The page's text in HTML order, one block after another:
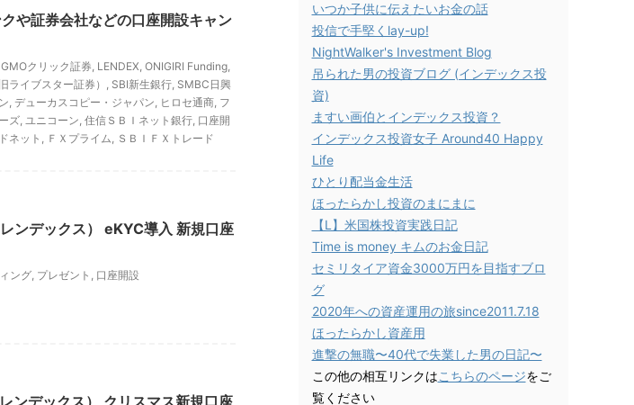
や証券会社などの口座開設キャン
GMOクリック証券, LENDEX, ONIGIRI Funding,
ライブスター証券） , SBI新生銀行, SMBC日興
, デューカスコピー・ジャパン, ヒロセ通商, フ
ズ, ユニコーン, 住信ＳＢＩネット銀行, 口座開
ネット , ＦＸプライム, ＳＢＩＦＸトレード
ンデックス） eKYC導入 新規口座
ング, プレゼント , 口座開設
ンデックス） クリスマス新規口座
いつか子供に伝えたいお金の話
投信で手堅くlay-up!
NightWalker's Investment Blog
吊られた男の投資ブログ (インデックス投
資)
ますい画伯とインデックス投資？
インデックス投資女子 Around40 Happy
Life
ひとり配当金生活
ほったらかし投資のまにまに
【L】米国株投資実践日記
Time is money キムのお金日記
セミリタイア資金3000万円を目指すブロ
グ
2020年への資産運用の旅since2011.7.18
ほったらかし資産用
進撃の無職〜40代で失業した男の日記〜
この他の相互リンクはこちらのページをご
覧ください